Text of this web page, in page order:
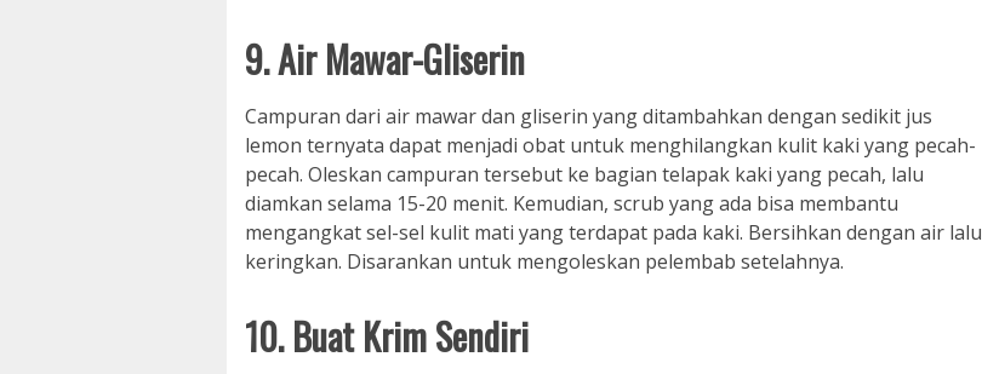
9. Air Mawar-Gliserin
Campuran dari air mawar dan gliserin yang ditambahkan dengan sedikit jus
lemon ternyata dapat menjadi obat untuk menghilangkan kulit kaki yang pecah-
pecah. Oleskan campuran tersebut ke bagian telapak kaki yang pecah, lalu
diamkan selama 15-20 menit. Kemudian, scrub yang ada bisa membantu
mengangkat sel-sel kulit mati yang terdapat pada kaki. Bersihkan dengan air lalu
keringkan. Disarankan untuk mengoleskan pelembab setelahnya.
10. Buat Krim Sendiri